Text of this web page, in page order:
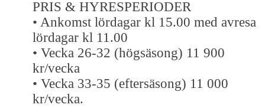
PRIS & HYRESPERIODER
• Ankomst lördagar kl 15.00 med avresa
lördagar kl 11.00
• Vecka 26-32 (högsäsong) 11 900
kr/vecka
• Vecka 33-35 (eftersäsong) 11 000
kr/vecka.